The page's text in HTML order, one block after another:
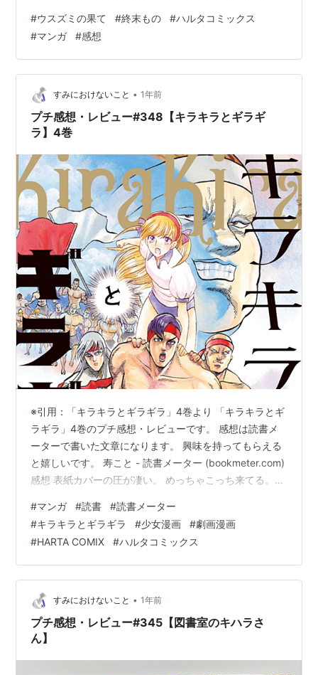
った。いつしかそれらは『断罪者』と呼ばれるようにな
る。 断罪者によって撒き散らされた瘴気を吸った人々
は、“結晶病”と呼ばれる奇病にかかり、たちまち死に至
る。 少女の任務は結晶病の浄化と、土地の復興、生存者
の探索。 荒廃した世界を舞台に少女の旅を描いたポスト
アポカリプス。 感想 いわゆる終末も…
#ウスズミの果て #終末もの #ハルタコミックス
#マンガ #感想
すみにおけないこと • 1年前
プチ感想・レビュー#348【キラキラとギラギ
ラ】4巻
※引用：「キラキラとギラギラ」4巻より 「キラキラとギ
ラギラ」4巻のプチ感想・レビューです。 感想は読書メ
ーターで書いた文章になります。 興味を持ってもらえる
と嬉しいです。 寿こと - 読書メーター (bookmeter.com)
感想 表紙カバーの圧が凄い。 めっちゃこっち来てる。
も情報が出てきましたね。 3巻の感想で書きましたが、
ギラギラに染まった人が来るとは。 新キャラの安芸山は
今後も色々とかかわってきそう。 それにしてもまさか制
服が劇画の元とは……って言うか平等院の絵力ほんと便利
だな。 まぁ今巻はそれより何よりも体育祭ですけれど
ね。 …
#マンガ #読書 #読書メーター
#キラキラとギラギラ #少女漫画 #劇画漫画
#HARTA COMIX #ハルタコミックス
すみにおけないこと • 1年前
プチ感想・レビュー#345【図書室のキハラさ
ん】